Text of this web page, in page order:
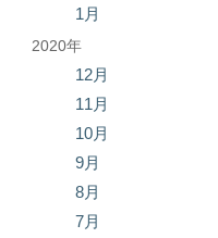
1月
2020年
12月
11月
10月
9月
8月
7月